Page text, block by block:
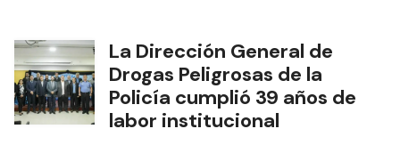
La Dirección General de
Drogas Peligrosas de la
Policía cumplió 39 años de
labor institucional